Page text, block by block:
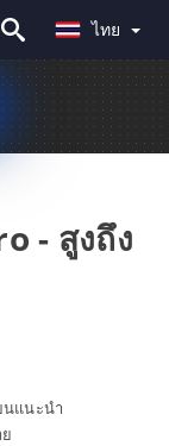
ไทย
- สูงถึง
แนะนำ